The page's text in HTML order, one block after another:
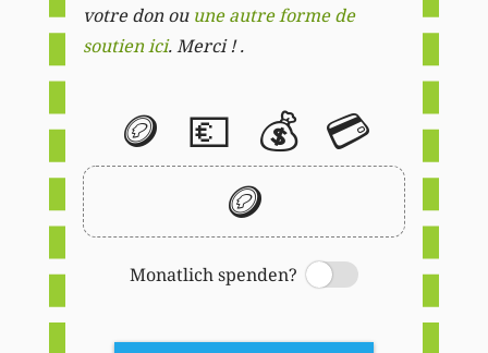
votre don ou une autre forme de
soutien ici. Merci ! .
🪙 💶 💰 💳
🪙
Monatlich spenden?
Switch